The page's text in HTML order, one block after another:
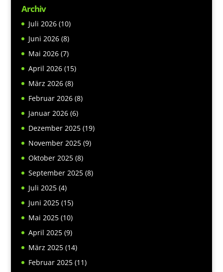
Archiv
Juli 2026(10)
Juni 2026(8)
Mai 2026(7)
April 2026(15)
März 2026(8)
Februar 2026(8)
Januar 2026(6)
Dezember 2025(19)
November 2025(9)
Oktober 2025(8)
September 2025(8)
Juli 2025(4)
Juni 2025(15)
Mai 2025(10)
April 2025(9)
März 2025(14)
Februar 2025(11)